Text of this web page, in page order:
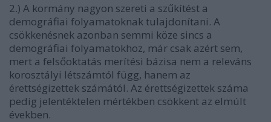
2.) A kormány nagyon szereti a szűkítést a
demográfiai folyamatoknak tulajdonítani. A
csökkenésnek azonban semmi köze sincs a
demográfiai folyamatokhoz, már csak azért sem,
mert a felsőoktatás merítési bázisa nem a releváns
korosztályi létszámtól függ, hanem az
érettségizettek számától. Az érettségizettek száma
pedig jelentéktelen mértékben csökkent az elmúlt
években.